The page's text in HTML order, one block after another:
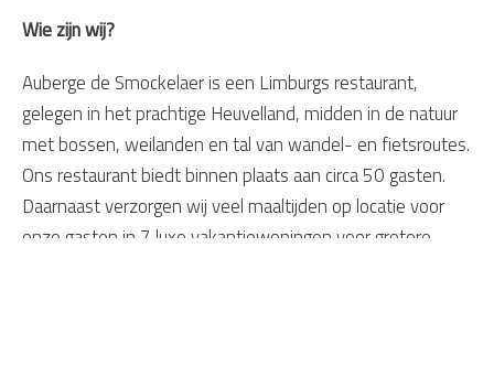
Wie zijn wij?
Auberge de Smockelaer is een Limburgs restaurant,
gelegen in het prachtige Heuvelland, midden in de natuur
met bossen, weilanden en tal van wandel- en fietsroutes.
Ons restaurant biedt binnen plaats aan circa 50 gasten.
Daarnaast verzorgen wij veel maaltijden op locatie voor
onze gasten in 7 luxe vakantiewoningen voor grotere